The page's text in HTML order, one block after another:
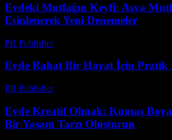
Evdeki Mutfağın Keyfi: Asya
Esinlenerek Yeni Denemeler
PR Publisher-
Evde Rahat Bir Hayat İçin Pratik
PR Publisher-
Evde Kreatif Olmak: Kumaş
Bir Yaşam Tarzı Oluşturun